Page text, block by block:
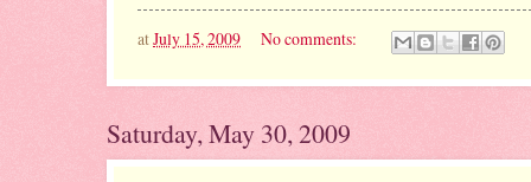
atJuly 15, 2009 No comments:
Saturday, May 30, 2009